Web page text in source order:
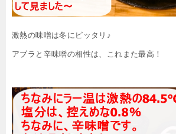
激熱の味噌は冬にピッタリ♪
アブラと辛味噌の相性は、これまた最高！